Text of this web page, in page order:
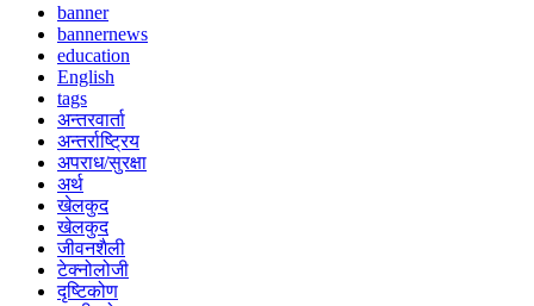
banner
bannernews
education
English
tags
अन्तरवार्ता
अन्तर्राष्ट्रिय
अपराध/सुरक्षा
अर्थ
खेलकुद
खेलकुद
जीवनशैली
टेक्नोलोजी
दृष्टिकोण